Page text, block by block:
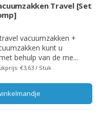
Travel [Set
vacuumzakken +
kunt u
behulp van de me...
€3,63 / Stuk